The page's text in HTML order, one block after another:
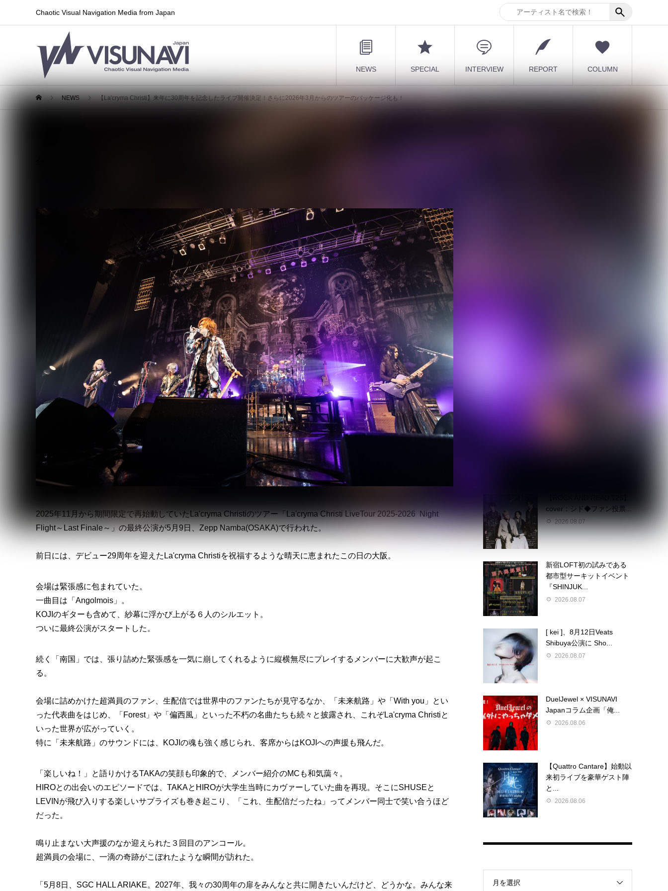
Chaotic Visual Navigation Media from Japan
NEWS SPECIAL INTERVIEW REPORT COLUMN
NEWS 【La'cryma Christi】来年に30周年を記念したライブ開催決定！さらに2026年3月からのツアーのパッケージ化も！
2025年11月から期間限定で再始動していたLa'cryma Christiのツアー「La'cryma Christi LiveTour 2025-2026 Night
Flight～Last Finale～」の最終公演が5月9日、Zepp Namba(OSAKA)で行われた。
前日には、デビュー29周年を迎えたLa'cryma Christiを祝福するような晴天に恵まれたこの日の大阪。
会場は緊張感に包まれていた。
一曲目は「Angolmois」。
KOJIのギターも含めて、紗幕に浮かび上がる６人のシルエット。
ついに最終公演がスタートした。
続く「南国」では、張り詰めた緊張感を一気に崩してくれるように縦横無尽にプレイするメンバーに大歓声が起こ
る。
会場に詰めかけた超満員のファン、生配信では世界中のファンたちが見守るなか、「未来航路」や「With you」とい
った代表曲をはじめ、「Forest」や「偏西風」といった不朽の名曲たちも続々と披露され、これぞLa'cryma Christiと
いった世界が広がっていく。
特に「未来航路」のサウンドには、KOJIの魂も強く感じられ、客席からはKOJIへの声援も飛んだ。
「楽しいね！」と語りかけるTAKAの笑顔も印象的で、メンバー紹介のMCも和気藹々。
HIROとの出会いのエピソードでは、TAKAとHIROが大学生当時にカヴァーしていた曲を再現。そこにSHUSEと
LEVINが飛び入りする楽しいサプライズも巻き起こり、「これ、生配信だったね」ってメンバー同士で笑い合うほど
だった。
鳴り止まない大声援のなか迎えられた３回目のアンコール。
超満員の会場に、一滴の奇跡がこぼれたような瞬間が訪れた。
「5月8日、SGC HALL ARIAKE。2027年、我々の30周年の扉をみんなと共に開きたいんだけど、どうかな。みんな来
cover：シド◆ファン投票...
2026.08.07
新宿LOFT初の試みである
都市型サーキットイベント
『SHINJUK...
2026.08.07
[ kei ]、8月12日Veats
Shibuya公演に Sho...
2026.08.07
DuelJewel × VISUNAVI
Japanコラム企画「俺...
2026.08.06
【Quattro Cantare】始動以
来初ライブを豪華ゲスト陣
と...
2026.08.06
月を選択